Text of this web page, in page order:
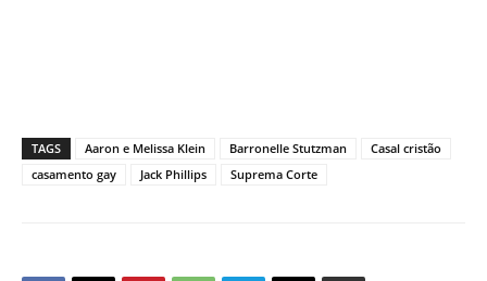
TAGS Aaron e Melissa Klein Barronelle Stutzman
Casal cristão
casamento gay
Jack Phillips Suprema Corte